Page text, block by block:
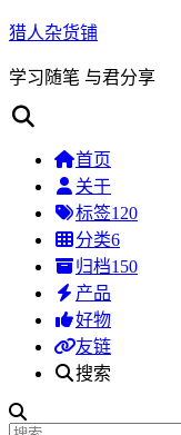
猎人杂货铺
学习随笔 与君分享
首页
关于
标签120
分类6
归档150
产品
好物
友链
搜索